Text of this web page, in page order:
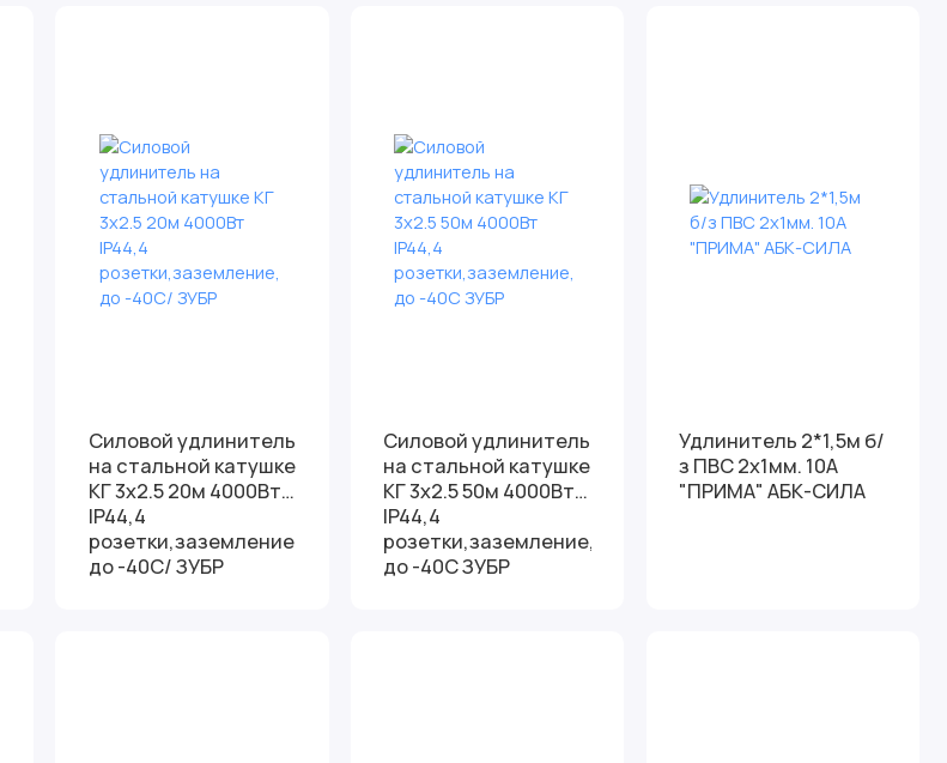
Силовой удлинитель
на стальной катушке
КГ 3х2.5 20м 4000Вт
IP44,4
розетки,заземление,
до -40С/ ЗУБР
Силовой удлинитель
на стальной катушке
КГ 3х2.5 50м 4000Вт
IP44,4
розетки,заземление,
до -40С ЗУБР
Удлинитель 2*1,5м б/
з ПВС 2х1мм. 10А
"ПРИМА" АБК-СИЛА